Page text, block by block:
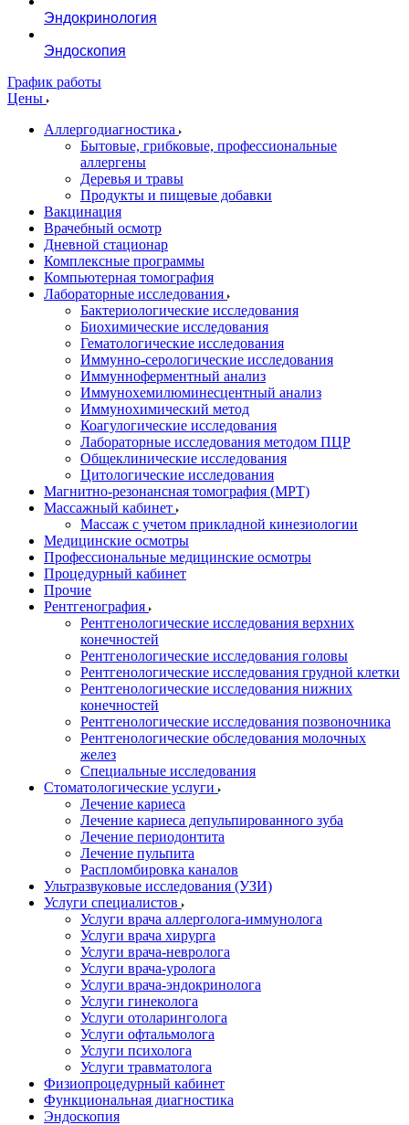
Эндокринология
Эндоскопия
График работы
Цены
Аллергодиагностика
Бытовые, грибковые, профессиональные
аллергены
Деревья и травы
Продукты и пищевые добавки
Вакцинация
Врачебный осмотр
Дневной стационар
Комплексные программы
Компьютерная томография
Лабораторные исследования
Бактериологические исследования
Биохимические исследования
Гематологические исследования
Иммунно-серологические исследования
Иммунноферментный анализ
Иммунохемилюминесцентный анализ
Иммунохимический метод
Коагулогические исследования
Лабораторные исследования методом ПЦР
Общеклинические исследования
Цитологические исследования
Магнитно-резонансная томография (МРТ)
Массажный кабинет
Массаж с учетом прикладной кинезиологии
Медицинские осмотры
Профессиональные медицинские осмотры
Процедурный кабинет
Прочие
Рентгенография
Рентгенологические исследования верхних
конечностей
Рентгенологические исследования головы
Рентгенологические исследования грудной клетки
Рентгенологические исследования нижних
конечностей
Рентгенологические исследования позвоночника
Рентгенологические обследования молочных
желез
Специальные исследования
Стоматологические услуги
Лечение кариеса
Лечение кариеса депульпированного зуба
Лечение периодонтита
Лечение пульпита
Распломбировка каналов
Ультразвуковые исследования (УЗИ)
Услуги специалистов
Услуги врача аллерголога-иммунолога
Услуги врача хирурга
Услуги врача-невролога
Услуги врача-уролога
Услуги врача-эндокринолога
Услуги гинеколога
Услуги отоларинголога
Услуги офтальмолога
Услуги психолога
Услуги травматолога
Физиопроцедурный кабинет
Функциональная диагностика
Эндоскопия